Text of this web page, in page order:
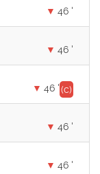
46 '
46 '
(c)
46 '
46 '
46 '